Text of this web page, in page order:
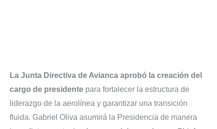
La Junta Directiva de Avianca aprobó la creación del
cargo de presidente para fortalecer la estructura de
liderazgo de la aerolínea y garantizar una transición
fluida. Gabriel Oliva asumirá la Presidencia de manera